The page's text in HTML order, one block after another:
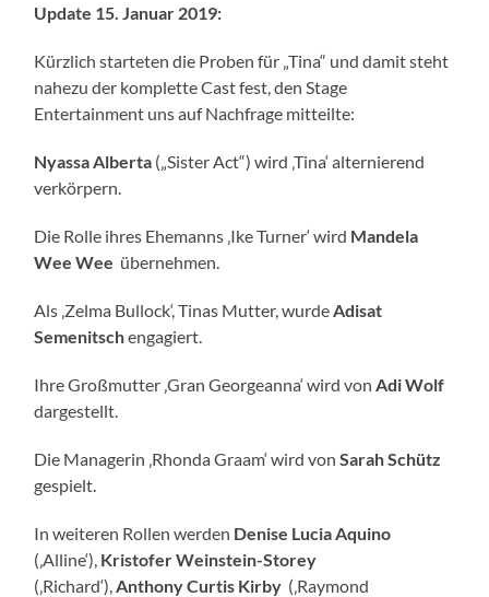
Update 15. Januar 2019:
Kürzlich starteten die Proben für „Tina“ und damit steht
nahezu der komplette Cast fest, den Stage
Entertainment uns auf Nachfrage mitteilte:
Nyassa Alberta („Sister Act“) wird ‚Tina‘ alternierend
verkörpern.
Die Rolle ihres Ehemanns ‚Ike Turner‘ wird Mandela
Wee Wee übernehmen.
Als ‚Zelma Bullock‘, Tinas Mutter, wurde Adisat
Semenitschengagiert.
Ihre Großmutter ‚Gran Georgeanna‘ wird von AdiWolf
dargestellt.
Die Managerin ‚Rhonda Graam‘ wird von Sarah Schütz
gespielt.
In weiteren Rollen werden Denise Lucia Aquino
(‚Alline‘), Kristofer Weinstein-Storey
(‚Richard‘), Anthony Curtis Kirby (‚Raymond